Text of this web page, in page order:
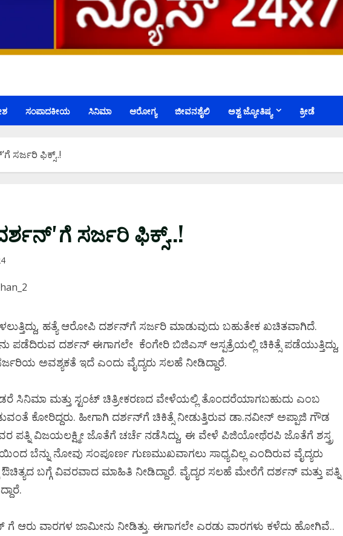
ಸಂಪಾದಕೀಯ ಸಿನಿಮಾ ಆರೋಗ್ಯ ಜೀವನಶೈಲಿ ಅಶ್ವ ಜ್ಯೋತಿಷ್ಯ ಕ್ರೀಡೆ
ಸರ್ಜರಿ ಫಿಕ್ಸ್..!
ಸರ್ಜರಿ ಫಿಕ್ಸ್..!
ಹತ್ಯೆ ಆರೋಪಿ ದರ್ಶನ್‌ಗೆ ಸರ್ಜರಿ ಮಾಡುವುದು ಬಹುತೇಕ ಖಚಿತವಾಗಿದೆ.
ಪಡೆದಿರುವ ದರ್ಶನ್‌ ಈಗಾಗಲೇ ಕೆಂಗೇರಿ ಬಿಜಿಎಸ್‌ ಆಸ್ಪತ್ರೆಯಲ್ಲಿ ಚಿಕಿತ್ಸೆ ಪಡೆಯುತ್ತಿದ್ದು,
ಅವಶ್ಯಕತೆ ಇದೆ ಎಂದು ವೈದ್ಯರು ಸಲಹೆ ನೀಡಿದ್ದಾರೆ.
ಸಿನಿಮಾ ಮತ್ತು ಸ್ಟಂಟ್‌ ಚಿತ್ರೀಕರಣದ ವೇಳೆಯಲ್ಲಿ ತೊಂದರೆಯಾಗಬಹುದು ಎಂಬ
ಕೋರಿದ್ದರು. ಹೀಗಾಗಿ ದರ್ಶನ್‌ಗೆ ಚಿಕಿತ್ಸೆ ನೀಡುತ್ತಿರುವ ಡಾ.ನವೀನ್‌ ಅಪ್ಪಾಜಿ ಗೌಡ
ಪತ್ನಿ ವಿಜಯಲಕ್ಷ್ಮೀ ಜೊತೆಗೆ ಚರ್ಚೆ ನಡೆಸಿದ್ದು, ಈ ವೇಳೆ ಪಿಜಿಯೋಥೆರಪಿ ಜೊತೆಗೆ ಶಸ್ತ್ರ
ಬೆನ್ನು ನೋವು ಸಂಪೂರ್ಣ ಗುಣಮುಖವಾಗಲು ಸಾಧ್ಯವಿಲ್ಲ ಎಂದಿರುವ ವೈದ್ಯರು
ಔಚಿತ್ಯದ ಬಗ್ಗೆ ವಿವರವಾದ ಮಾಹಿತಿ ನೀಡಿದ್ದಾರೆ. ವೈದ್ಯರ ಸಲಹೆ ಮೇರೆಗೆ ದರ್ಶನ್‌ ಮತ್ತು ಪತ್ನಿ
ಗೆ ಆರು ವಾರಗಳ ಜಾಮೀನು ನೀಡಿತ್ತು. ಈಗಾಗಲೇ ಎರಡು ವಾರಗಳು ಕಳೆದು ಹೋಗಿವೆ..